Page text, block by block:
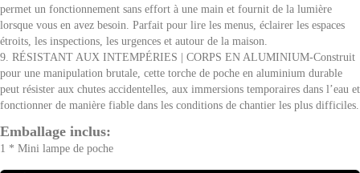
permet un fonctionnement sans effort à une main et fournit de la lumière
lorsque vous en avez besoin. Parfait pour lire les menus, éclairer les espaces
étroits, les inspections, les urgences et autour de la maison.
9. RÉSISTANT AUX INTEMPÉRIES | CORPS EN ALUMINIUM-Construit
pour une manipulation brutale, cette torche de poche en aluminium durable
peut résister aux chutes accidentelles, aux immersions temporaires dans l’eau et
fonctionner de manière fiable dans les conditions de chantier les plus difficiles.
Emballage inclus:
1 * Mini lampe de poche